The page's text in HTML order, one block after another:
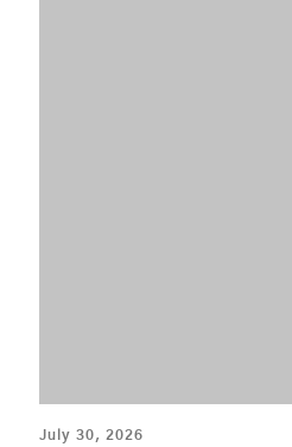
July 30, 2026